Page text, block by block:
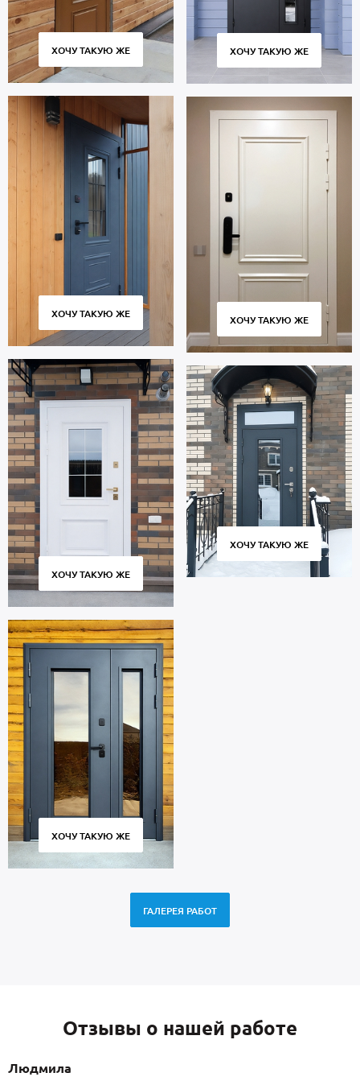
ХОЧУ ТАКУЮ ЖЕ
ХОЧУ ТАКУЮ ЖЕ
ХОЧУ ТАКУЮ ЖЕ
ХОЧУ ТАКУЮ ЖЕ
ХОЧУ ТАКУЮ ЖЕ
ХОЧУ ТАКУЮ ЖЕ
ХОЧУ ТАКУЮ ЖЕ
ГАЛЕРЕЯ РАБОТ
Отзывы о нашей работе
Людмила